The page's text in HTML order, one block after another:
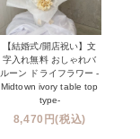
【結婚式/開店祝い】文
字入れ無料 おしゃれバ
ルーン ドライフラワー -
Midtown ivory table top
type-
8,470円(税込)